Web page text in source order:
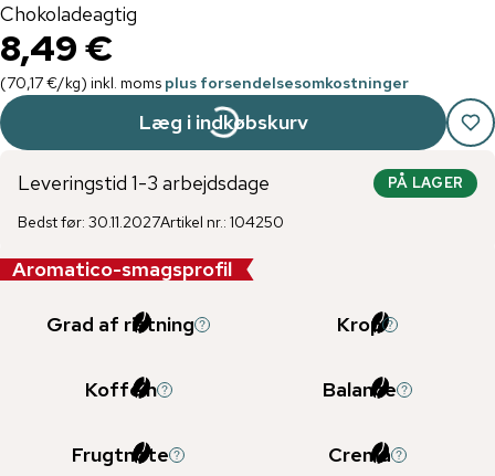
Chokoladeagtig
8,49 €
(70,17 €/kg) inkl. moms plus forsendelsesomkostninger
Læg i indkøbskurv
Leveringstid 1-3 arbejdsdage PÅ LAGER
Bedst før: 30.11.2027Artikel nr.: 104250
Aromatico-smagsprofil
Grad af ristning Krop
Koffein Balance
Frugtnote Crema